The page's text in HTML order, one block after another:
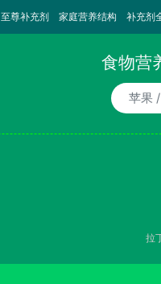
至尊补充剂 家庭营养结构 补充剂
食物营
食物/AI食疗诉求/补充剂
拉